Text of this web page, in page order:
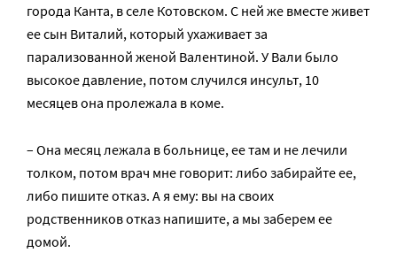
города Канта, в селе Котовском. С ней же вместе живет
ее сын Виталий, который ухаживает за
парализованной женой Валентиной. У Вали было
высокое давление, потом случился инсульт, 10
месяцев она пролежала в коме.
– Она месяц лежала в больнице, ее там и не лечили
толком, потом врач мне говорит: либо забирайте ее,
либо пишите отказ. А я ему: вы на своих
родственников отказ напишите, а мы заберем ее
домой.